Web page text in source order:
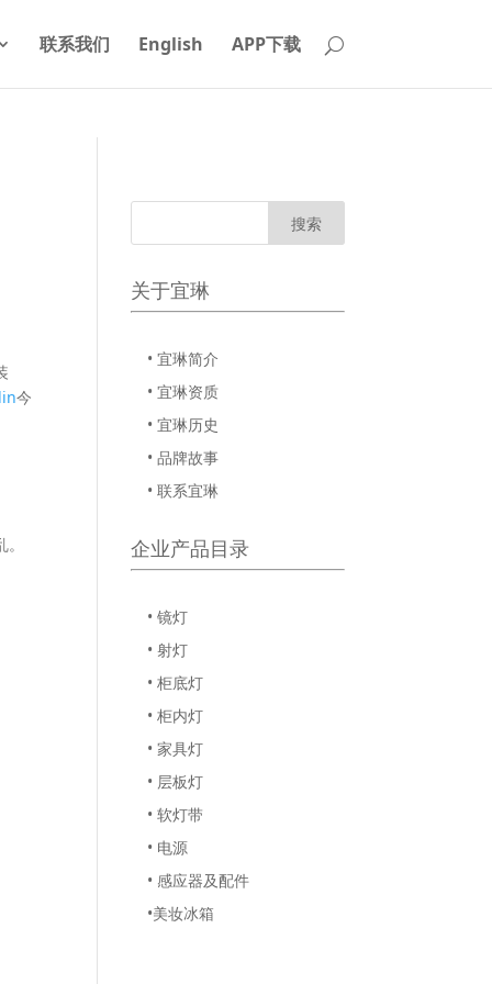
联系我们 English APP下载
今
关于宜琳
• 宜琳简介
• 宜琳资质
• 宜琳历史
• 品牌故事
• 联系宜琳
企业产品目录
• 镜灯
• 射灯
• 柜底灯
• 柜内灯
• 家具灯
• 层板灯
• 软灯带
• 电源
• 感应器及配件
•美妆冰箱